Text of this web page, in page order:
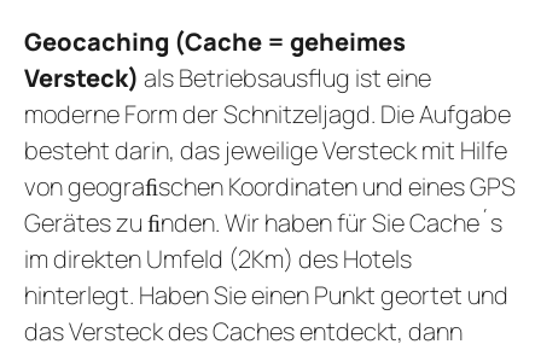
Geocaching (Cache = geheimes
Versteck) als Betriebsausflug ist eine
moderne Form der Schnitzeljagd. Die Aufgabe
besteht darin, das jeweilige Versteck mit Hilfe
von geograﬁschen Koordinaten und eines GPS
Gerätes zu ﬁnden. Wir haben für Sie Cache´s
im direkten Umfeld (2Km) des Hotels
hinterlegt. Haben Sie einen Punkt geortet und
das Versteck des Caches entdeckt, dann